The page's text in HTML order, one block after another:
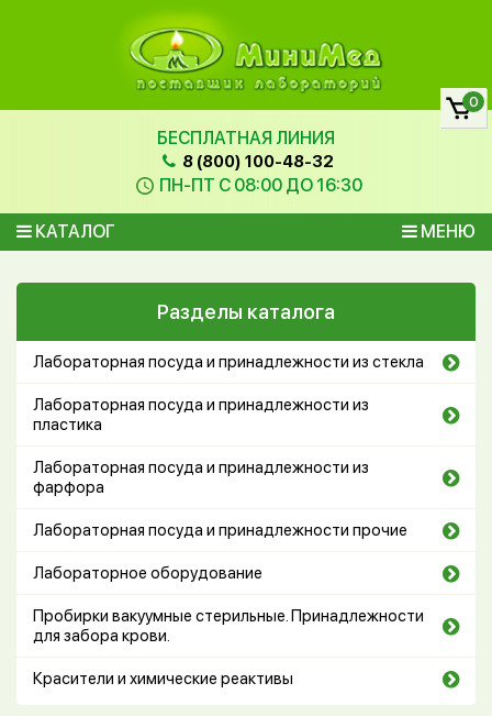
БЕСПЛАТНАЯ ЛИНИЯ
8 (800) 100-48-32
ПН-ПТ С 08:00 ДО 16:30
КАТАЛОГ МЕНЮ
0
Разделы каталога
Лабораторная посуда и принадлежности из стекла
Лабораторная посуда и принадлежности из
пластика
Лабораторная посуда и принадлежности из
фарфора
Лабораторная посуда и принадлежности прочие
Лабораторное оборудование
Пробирки вакуумные стерильные. Принадлежности
для забора крови.
Красители и химические реактивы